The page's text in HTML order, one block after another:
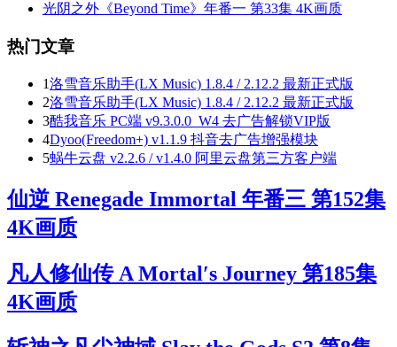
光阴之外《Beyond Time》年番一 第33集 4K画质
热门文章
1洛雪音乐助手(LX Music) 1.8.4 / 2.12.2 最新正式版
2洛雪音乐助手(LX Music) 1.8.4 / 2.12.2 最新正式版
3酷我音乐 PC端 v9.3.0.0_W4 去广告解锁VIP版
4Dyoo(Freedom+) v1.1.9 抖音去广告增强模块
5蜗牛云盘 v2.2.6 / v1.4.0 阿里云盘第三方客户端
仙逆 Renegade Immortal 年番三 第152集
4K画质
凡人修仙传 A Mortal′s Journey 第185集
4K画质